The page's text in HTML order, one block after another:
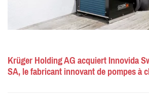
Krüger Holding AG acquiert Innovida
SA, le fabricant innovant de pompes à